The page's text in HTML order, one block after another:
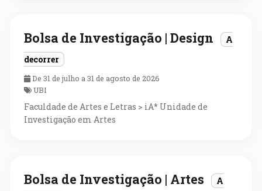
Bolsa de Investigação | Design
A
decorrer
De 31 de julho a 31 de agosto de 2026
UBI
Faculdade de Artes e Letras > iA* Unidade de
Investigação em Artes
Bolsa de Investigação | Artes
A